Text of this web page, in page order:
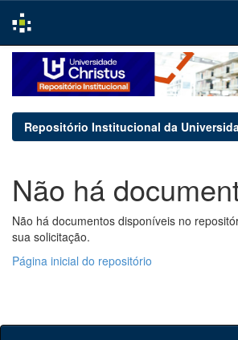
navigation
Repositório Institucional da
Não há
Não há documentos disponíveis no
sua solicitação.
Página inicial do repositório